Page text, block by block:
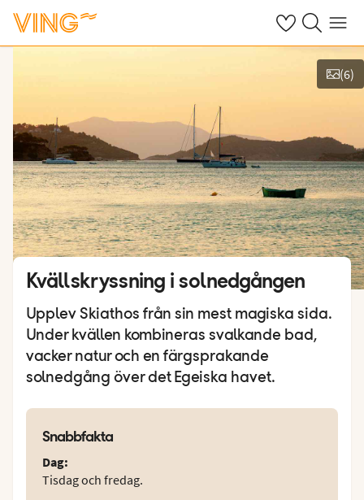
Se dinaSök på ving.se
Meny
Se bilder
(6)
Kvällskryssning i solnedgången
Upplev Skiathos från sin mest magiska sida.
Under kvällen kombineras svalkande bad,
vacker natur och en färgsprakande
solnedgång över det Egeiska havet.
Snabbfakta
Dag:
Tisdag och fredag.